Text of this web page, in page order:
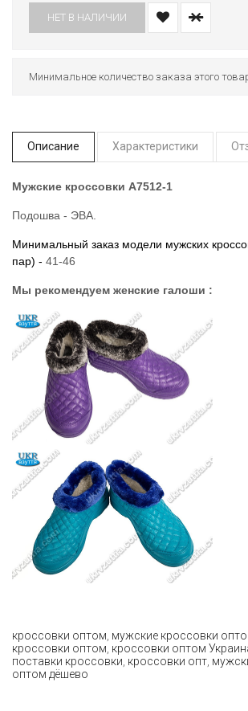
НЕТ В НАЛИЧИИ
Минимальное количество заказа этого
Описание Характеристики
Мужские кроссовки A7512-1
Подошва - ЭВА.
Минимальный заказ модели мужских
пар) - 41-46
Мы рекомендуем женские галоши :
кроссовки оптом мужские кроссовки
кроссовки оптом кроссовки оптом
поставки кроссовки кроссовки опт
оптом дёшево